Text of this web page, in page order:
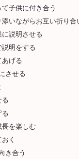
子供に付き合う
いながらお互い折り合
説明させる
明をする
げる
させる
を楽しむ
く
き合う